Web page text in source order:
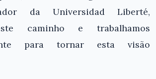
da Universidad Liberté,
caminho e trabalhamos
para tornar esta visão